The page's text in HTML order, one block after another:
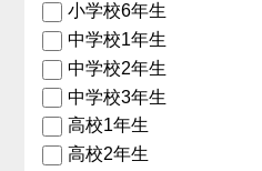
小学校6年生
中学校1年生
中学校2年生
中学校3年生
高校1年生
高校2年生